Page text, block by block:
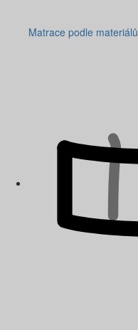
Matrace podle materiálů